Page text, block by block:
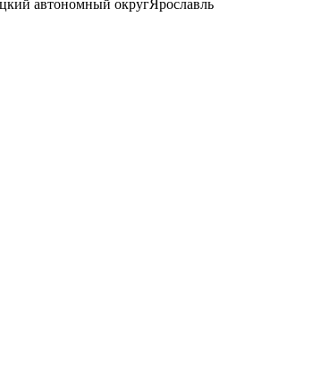
автономный округЯрославль